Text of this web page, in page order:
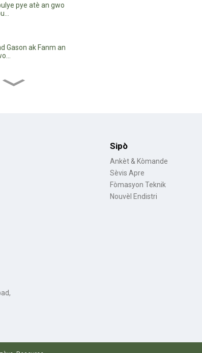
pye atè an gwo
Gason ak Fanm an
Pwent...
Sipò
Ankèt & Kòmande
Sèvis Apre
Fòmasyon Teknik
Nouvèl Endistri